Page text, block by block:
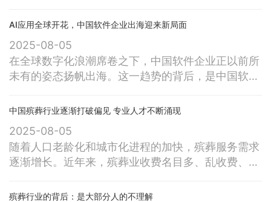
件企业之一诞生。未来，双方将全面实现公司发展战
的“懂网、懂云、懂安全”的强大融合，共同迎接数智
时代的新机遇与新发展。落地在北京亦庄的亚信安
全，是中国网络安全领域的领导者，在云
AI应用全球开花，中国软件企业出海迎来新局面
2025-08-05
在全球数字化浪潮席卷之下，中国软件企业正以前所
未有的姿态扬帆出海。这一趋势的背后，是中国软件
术架构到应用场景，从产品创新到生态构建，中国企
发展。在这股出海浪潮中，用友作为中国企业软件的
领军者，无疑是极具代表性的标杆企业。全球AI浪潮
涌动，中国企业软件走向世界前列近日
中国殡葬行业逐渐打破偏见 专业人才不断涌现
2025-08-05
随着人口老龄化和城市化进程的加快，殡葬服务需求
逐渐增长。近年来，殡葬业收费名目多、乱收费、高
要“白包”等种种乱象屡屡见诸报端。这次专项整治行
殡葬行业的背后：是大部分人的不理解